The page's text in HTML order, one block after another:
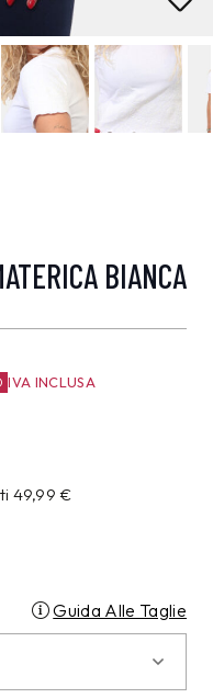
BIANCA
IVA INCLUSA
49,99€
Guida Alle Taglie